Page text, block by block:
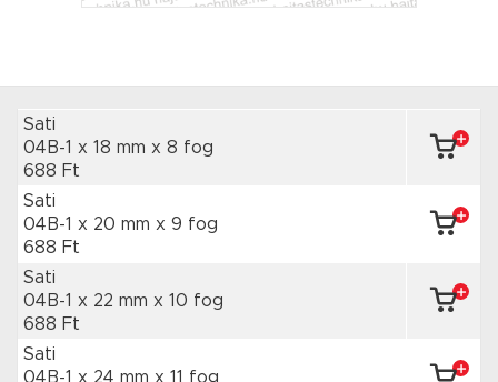
Sati
04B-1 x 18 mm x 8 fog
688 Ft
Sati
04B-1 x 20 mm x 9 fog
688 Ft
Sati
04B-1 x 22 mm x 10 fog
688 Ft
Sati
04B-1 x 24 mm x 11 fog